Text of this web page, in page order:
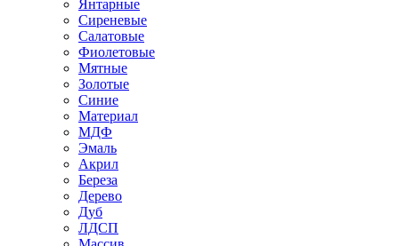
Янтарные
Сиреневые
Салатовые
Фиолетовые
Мятные
Золотые
Синие
Материал
МДФ
Эмаль
Акрил
Береза
Дерево
Дуб
ЛДСП